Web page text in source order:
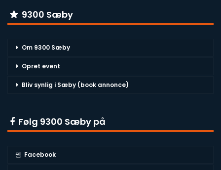
9300 Sæby
Om 9300 Sæby
Opret event
Bliv synlig i Sæby (book annonce)
Følg 9300 Sæby på
Facebook